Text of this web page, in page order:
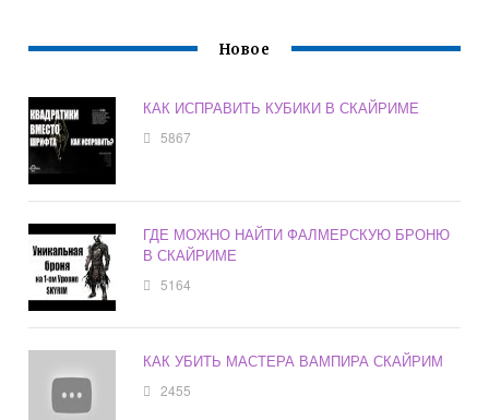
Новое
КАК ИСПРАВИТЬ КУБИКИ В СКАЙРИМЕ
5867
ГДЕ МОЖНО НАЙТИ ФАЛМЕРСКУЮ БРОНЮ
В СКАЙРИМЕ
5164
КАК УБИТЬ МАСТЕРА ВАМПИРА СКАЙРИМ
2455